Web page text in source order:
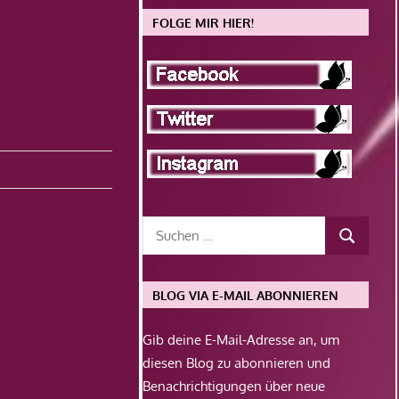
FOLGE MIR HIER!
BLOG VIA E-MAIL ABONNIEREN
Gib deine E-Mail-Adresse an, um
diesen Blog zu abonnieren und
Benachrichtigungen über neue